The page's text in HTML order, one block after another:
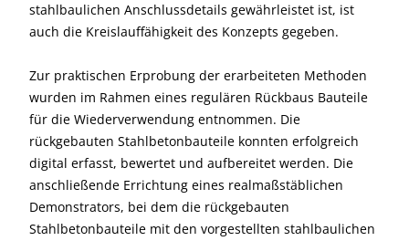
stahlbaulichen Anschlussdetails gewährleistet ist, ist
auch die Kreislauffähigkeit des Konzepts gegeben.
Zur praktischen Erprobung der erarbeiteten Methoden
wurden im Rahmen eines regulären Rückbaus Bauteile
für die Wiederverwendung entnommen. Die
rückgebauten Stahlbetonbauteile konnten erfolgreich
digital erfasst, bewertet und aufbereitet werden. Die
anschließende Errichtung eines realmaßstäblichen
Demonstrators, bei dem die rückgebauten
Stahlbetonbauteile mit den vorgestellten stahlbaulichen